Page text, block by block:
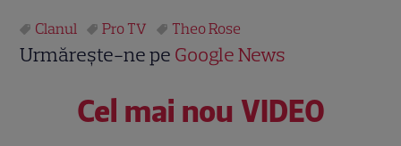
Clanul Pro TV Theo Rose
Urmărește-ne pe Google News
Cel mai nou VIDEO